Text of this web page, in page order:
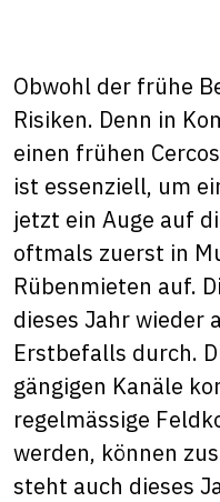
Obwohl der frühe
Risiken. Denn in
einen frühen
ist essenziell, um
jetzt ein Auge auf
oftmals zuerst in
Rübenmieten auf.
dieses Jahr wieder
Erstbefalls durch.
gängigen Kanäle
regelmässige
werden, können
steht auch dieses